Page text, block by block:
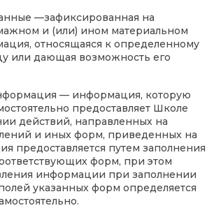
—зафиксированная на
и (или) ином материальном
относящаяся к определенному
или дающая возможность его
— информация, которую
предоставляет Школе
действий, направленных на
и иных форм, приведенных на
предоставляется путем заполнения
форм, при этом
информации при заполнении
указанных форм определяется